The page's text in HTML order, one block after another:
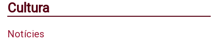
Cultura
Notícies